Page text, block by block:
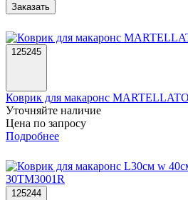
Заказать
125245
Коврик для макаронс
Уточняйте наличие
Цена по запросу
Подробнее
125244